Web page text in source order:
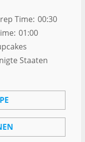
Time: 00:30
01:00
Staaten